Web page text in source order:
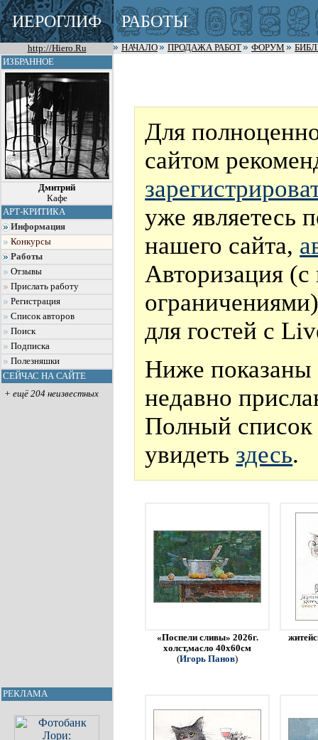
ИЕРОГЛИФ РАБОТЫ
http://Hiero.Ru НАЧАЛО ПРОДАЖА РАБОТ ФОРУМ
ИЗБРАННОЕ
Дмитрий
Кафе
АРТ-КРИТИКА
Информация
Конкурсы
Работы
Отзывы
Прислать работу
Регистрация
Список авторов
Поиск
Подписка
Полезняшки
СЕЙЧАС НА САЙТЕ
+ ещё 204 неизвестных
РЕКЛАМА
Для
сайтом
уже являетесь
нашего сайта,
Авторизация
для гостей с
Ниже показаны
недавно
Полный
увидеть здесь.
«Поспели сливы» 2026г.
холст,масло 40х60см
(Игорь Панов)